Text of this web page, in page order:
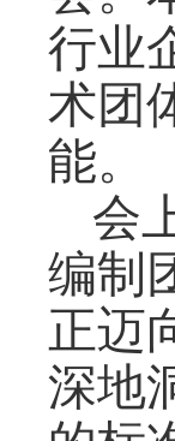
行业
术团
能。
会
编制
正迈
深地